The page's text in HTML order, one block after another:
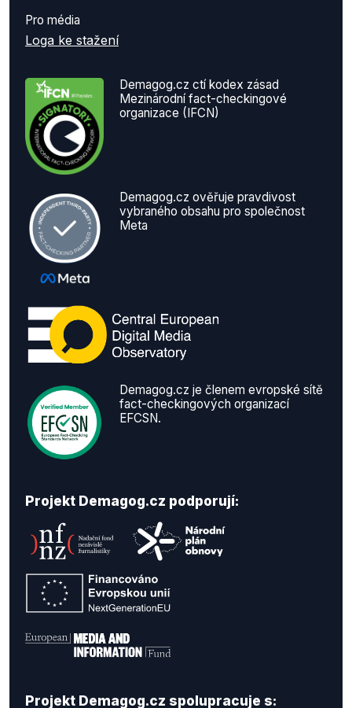
Pro média
Loga ke stažení
Demagog.cz ctí kodex zásad
Mezinárodní fact-checkingové
organizace (IFCN)
Demagog.cz ověřuje pravdivost
vybraného obsahu pro společnost
Meta
Demagog.cz je členem evropské sítě
fact-checkingových organizací
EFCSN.
Projekt Demagog.cz podporují:
Projekt Demagog.cz spolupracuje s: